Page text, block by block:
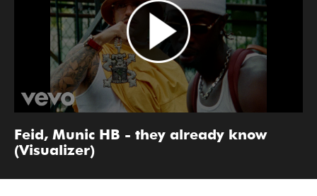
Feid, Munic HB - they already know
(Visualizer)